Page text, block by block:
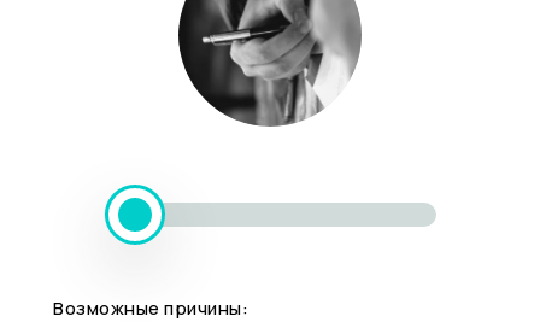
Возможные причины: